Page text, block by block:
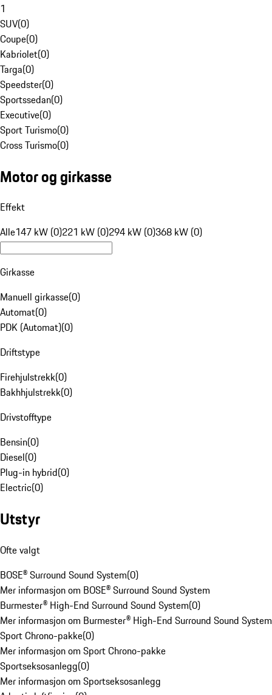
1
SUV(0)
Coupe(0)
Kabriolet(0)
Targa(0)
Speedster(0)
Sportssedan(0)
Executive(0)
Sport Turismo(0)
Cross Turismo(0)
Motor og girkasse
Effekt
Alle147 kW (0)221 kW (0)294 kW (0)368 kW (0)
Girkasse
Manuell girkasse(0)
Automat(0)
PDK (Automat)(0)
Driftstype
Firehjulstrekk(0)
Bakhhjulstrekk(0)
Drivstofftype
Bensin(0)
Diesel(0)
Plug-in hybrid(0)
Electric(0)
Utstyr
Ofte valgt
BOSE® Surround Sound System(0)
Mer informasjon om BOSE® Surround Sound System
Burmester® High-End Surround Sound System(0)
Mer informasjon om Burmester® High-End Surround Sound System
Sport Chrono-pakke(0)
Mer informasjon om Sport Chrono-pakke
Sportseksosanlegg(0)
Mer informasjon om Sportseksosanlegg